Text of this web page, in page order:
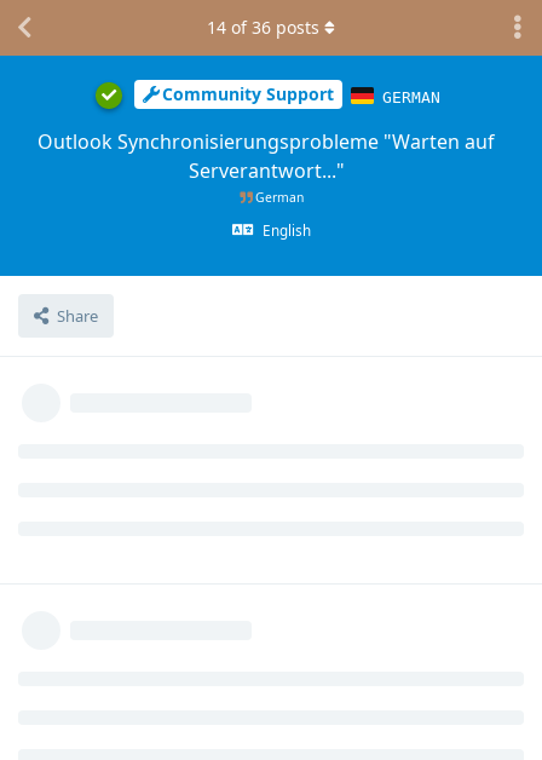
Community Support GERMAN
Outlook Synchronisierungsprobleme "Warten auf
Serverantwort..."
German
English
Share
14 of36 posts